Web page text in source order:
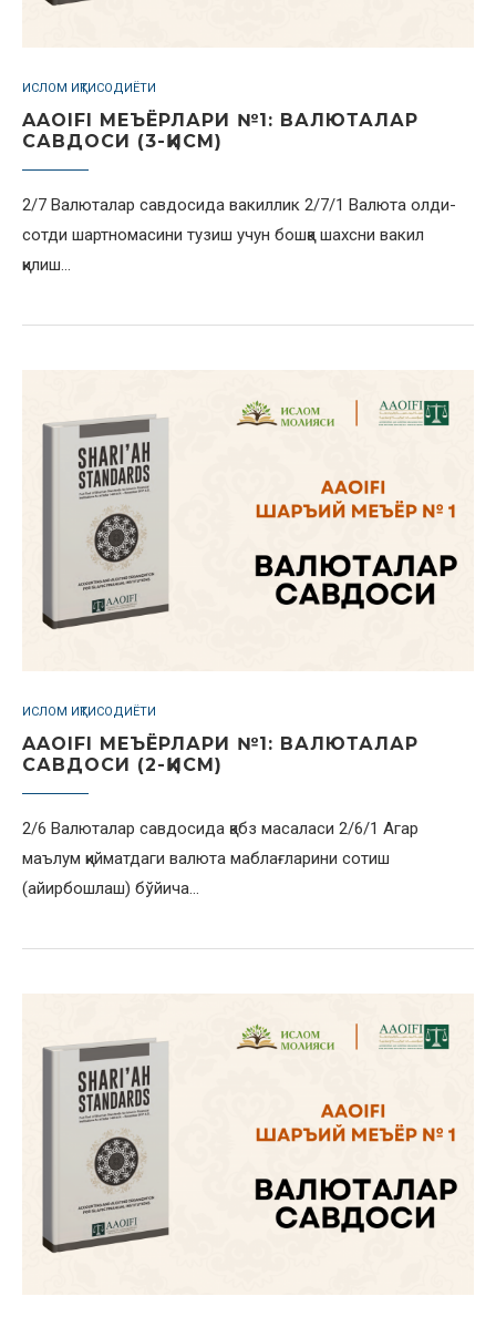
ИСЛОМ ИҚТИСОДИЁТИ
AAOIFI МЕЪЁРЛАРИ №1: ВАЛЮТАЛАР
САВДОСИ (3-ҚИСМ)
2/7 Валюталар савдосида вакиллик 2/7/1 Валюта олди-
сотди шартномасини тузиш учун бошқа шахсни вакил
қилиш…
ИСЛОМ ИҚТИСОДИЁТИ
AAOIFI МЕЪЁРЛАРИ №1: ВАЛЮТАЛАР
САВДОСИ (2-ҚИСМ)
2/6 Валюталар савдосида қабз масаласи 2/6/1 Агар
маълум қийматдаги валюта маблағларини сотиш
(айирбошлаш) бўйича…